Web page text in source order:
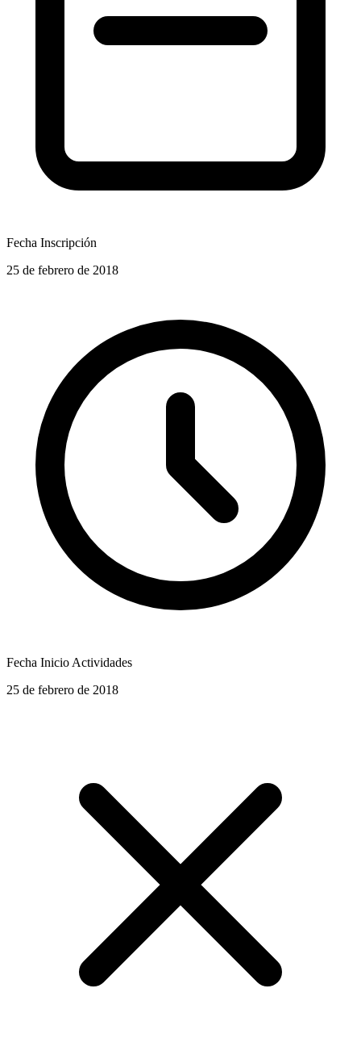
Fecha Inscripción
25 de febrero de 2018
Fecha Inicio Actividades
25 de febrero de 2018